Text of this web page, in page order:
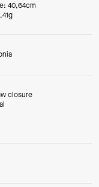
40,64cm
closure